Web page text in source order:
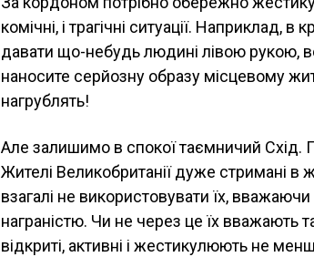
комічні, і трагічні ситуації. Наприклад,
давати що-небудь людині лівою рукою,
наносите серйозну образу місцевому
нагрублять!
Але залишимо в спокої таємничий Схід.
Жителі Великобританії дуже стримані
взагалі не використовувати їх, вважаючи
награністю. Чи не через це їх вважають
відкриті, активні і жестикулюють не